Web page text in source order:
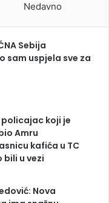
Nedavno
Sebija
sam uspjela sve za
policajac koji je
Amru
kafića u TC
bili u vezi
Nova